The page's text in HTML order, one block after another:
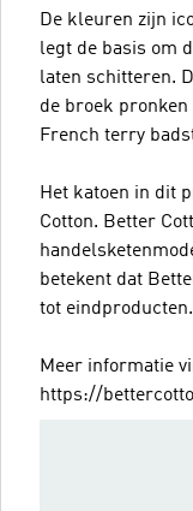
De kleuren zijn
legt de basis om
laten schitteren.
de broek
French terry
Het katoen in dit
Cotton. Better
betekent dat
tot eindproducten.
Meer informatie
https://